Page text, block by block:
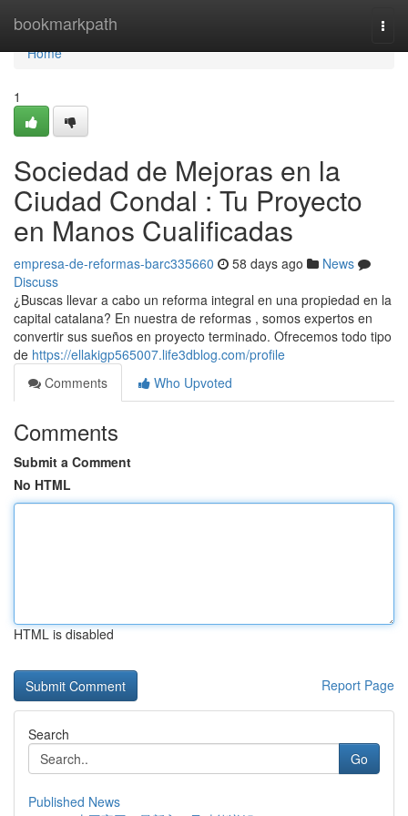
bookmarkpath
Home
Home
1
Sociedad de Mejoras en la
Ciudad Condal : Tu Proyecto
en Manos Cualificadas
empresa-de-reformas-barc335660 58 days ago
News
Discuss
¿Buscas llevar a cabo un reforma integral en una propiedad en la
capital catalana? En nuestra de reformas , somos expertos en
convertir sus sueños en proyecto terminado. Ofrecemos todo tipo
de https://ellakigp565007.life3dblog.com/profile
Comments
Who Upvoted
Comments
Submit a Comment
No HTML
HTML is disabled
Report Page
Search
Go
Published News